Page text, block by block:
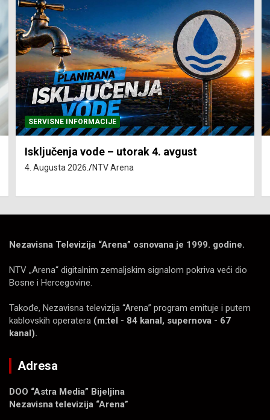
SERVISNE INFORMACIJE
Isključenja vode – utorak 4. avgust
4. Augusta 2026. NTV Arena
Nezavisna Televizija “Arena” osnovana je 1999. godine.
NTV „Arena“ digitalnim zemaljskim signalom pokriva veći dio
Bosne i Hercegovine.
Takođe, Nezavisna televizija “Arena” program emituje i putem
kablovskih operatera (m:tel - 84 kanal, supernova - 67
kanal).
Adresa
DOO “Astra Media” Bijeljina
Nezavisna televizija “Arena”